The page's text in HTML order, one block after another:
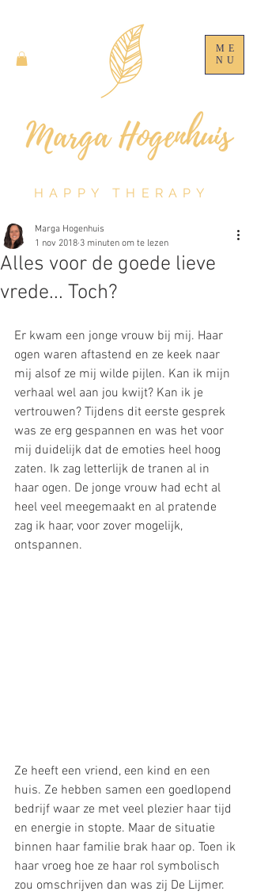
ME
NU
HAPPY THERAPY
Alles voor de goede lieve
vrede... Toch?
Marga Hogenhuis
1 nov 2018 3 minuten om te lezen
Er kwam een jonge vrouw bij mij. Haar
ogen waren aftastend en ze keek naar
mij alsof ze mij wilde pijlen. Kan ik mijn
verhaal wel aan jou kwijt? Kan ik je
vertrouwen? Tijdens dit eerste gesprek
was ze erg gespannen en was het voor
mij duidelijk dat de emoties heel hoog
zaten. Ik zag letterlijk de tranen al in
haar ogen. De jonge vrouw had echt al
heel veel meegemaakt en al pratende
zag ik haar, voor zover mogelijk,
ontspannen.
Ze heeft een vriend, een kind en een
huis. Ze hebben samen een goedlopend
bedrijf waar ze met veel plezier haar tijd
en energie in stopte. Maar de situatie
binnen haar familie brak haar op. Toen ik
haar vroeg hoe ze haar rol symbolisch
zou omschrijven dan was zij De Lijmer.